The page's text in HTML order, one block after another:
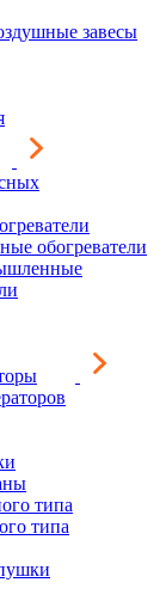
завесы
обогреватели
типа
типа